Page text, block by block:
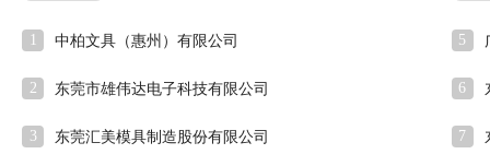
1 中柏文具（惠州）有限公司
2 东莞市雄伟达电子科技有限公司
3 东莞汇美模具制造股份有限公司
5
6
7